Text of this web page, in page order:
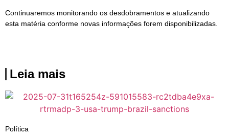
Continuaremos monitorando os desdobramentos e atualizando
esta matéria conforme novas informações forem disponibilizadas.
Leia mais
Política